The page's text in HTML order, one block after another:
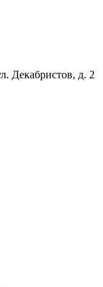
Декабристов, д. 2